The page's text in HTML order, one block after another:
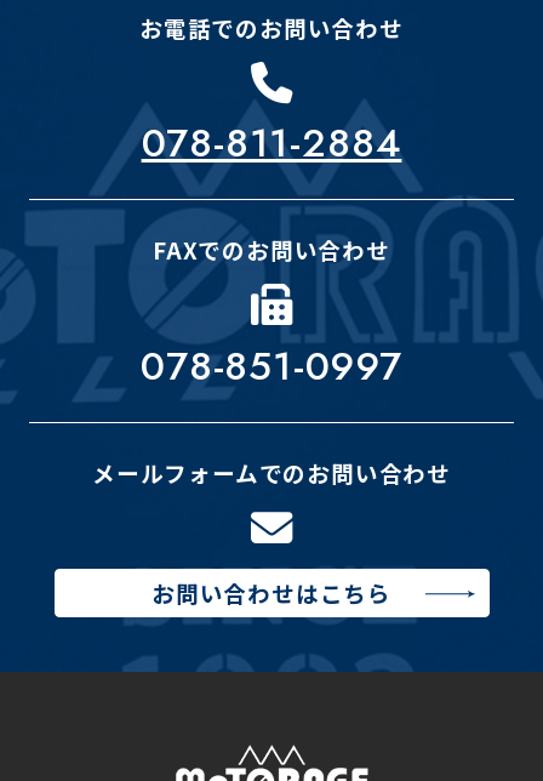
お電話でのお問い合わせ
078-811-2884
FAXでのお問い合わせ
078-851-0997
メールフォームでのお問い合わせ
お問い合わせはこちら